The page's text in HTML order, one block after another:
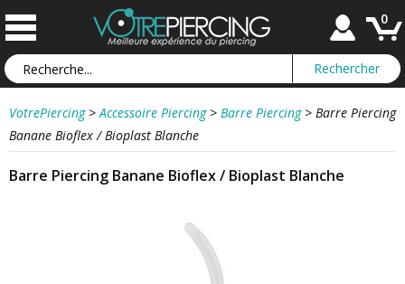
0
VotrePiercing > Accessoire Piercing > Barre Piercing > Barre Piercing
Banane Bioflex / Bioplast Blanche
Barre Piercing Banane Bioflex / Bioplast Blanche